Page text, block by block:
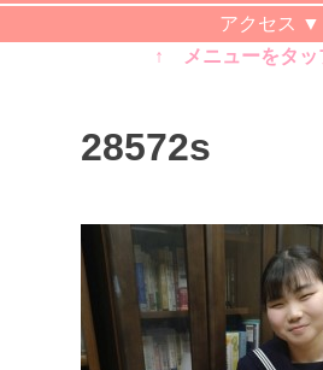
アクセス ▼
↑ メニューをタ
28572s